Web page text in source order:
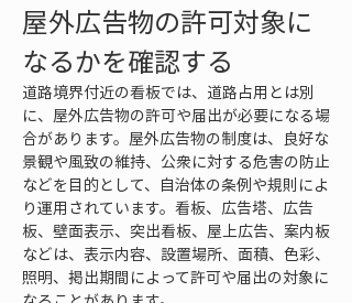
屋外広告物の許可対象に
なるかを確認する
道路境界付近の看板では、道路占用とは別
に、屋外広告物の許可や届出が必要になる場
合があります。屋外広告物の制度は、良好な
景観や風致の維持、公衆に対する危害の防止
などを目的として、自治体の条例や規則によ
り運用されています。看板、広告塔、広告
板、壁面表示、突出看板、屋上広告、案内板
などは、表示内容、設置場所、面積、色彩、
照明、掲出期間によって許可や届出の対象に